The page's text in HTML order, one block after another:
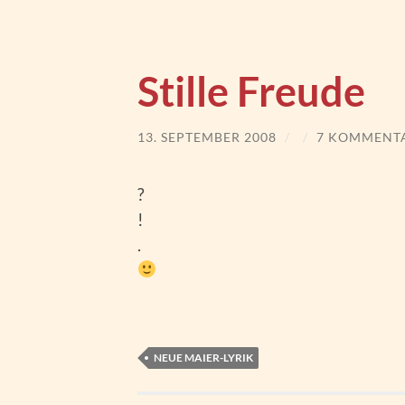
Stille Freude
13. SEPTEMBER 2008 / / 7
?
!
NEUE MAIER-LYRIK